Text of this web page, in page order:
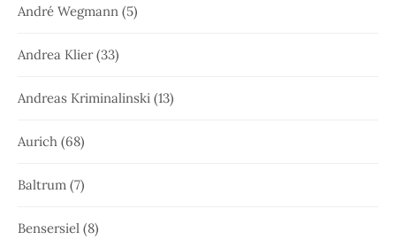
André Wegmann (5)
Andrea Klier(33)
Andreas Kriminalinski (13)
Aurich (68)
Baltrum (7)
Bensersiel (8)